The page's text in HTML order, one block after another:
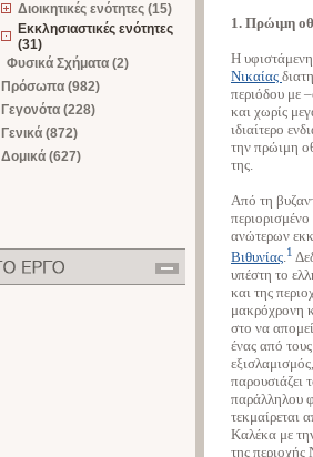
Διοικητικές ενότητες (15)
Εκκλησιαστικές ενότητες
(31)
Φυσικά Σχήματα (2)
Πρόσωπα (982)
Γεγονότα (228)
Γενικά (872)
Δομικά (627)
1. Πρώιμη
Η
Νικαίας
περιόδου με
και χωρίς
ιδιαίτερο
την πρώιμη
της.
Από τη
ανώτερων
Βιθυνίας.1
υπέστη το
και της
μακρόχρονη
στο να
ένας από
παρουσιάζει
παράλληλου
τεκμαίρεται
Καλέκα με
της